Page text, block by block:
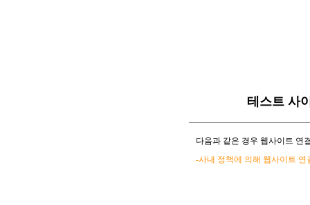
테스트 사
다음과 같은 경우 웹사이트 연
-사내 정책에 의해 웹사이트